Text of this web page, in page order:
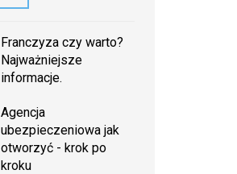
Franczyza czy warto?
Najważniejsze
informacje.
Agencja
ubezpieczeniowa jak
otworzyć - krok po
kroku